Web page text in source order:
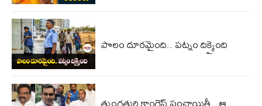
పొలం దూరమైంది.. పట్నం దిక్కైంది